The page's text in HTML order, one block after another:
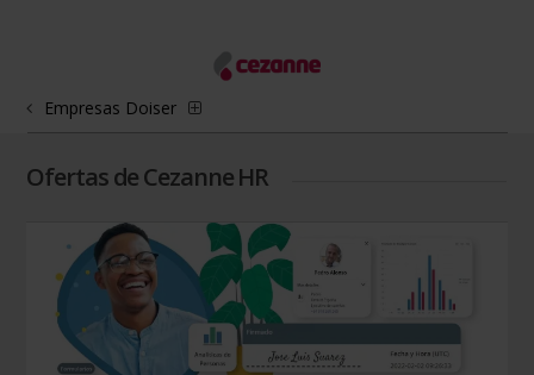
Empresas Doiser
Ofertas de Cezanne HR